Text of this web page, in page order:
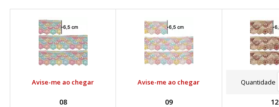
Avise-me ao chegar
08
Avise-me ao chegar
09
Quantidade
12